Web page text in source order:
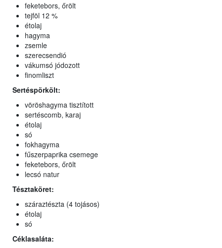
feketebors, őrölt
tejföl 12 %
étolaj
hagyma
zsemle
szerecsendió
vákumsó jódozott
finomliszt
Sertéspörkölt:
vöröshagyma tisztított
sertéscomb, karaj
étolaj
só
fokhagyma
fűszerpaprika csemege
feketebors, őrölt
lecsó natur
Tésztaköret:
száraztészta (4 tojásos)
étolaj
só
Céklasaláta: